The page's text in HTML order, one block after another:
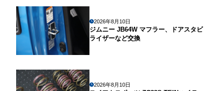
2026年8月10日
ジムニー JB64W マフラー、ドアスタビ
ライザーなど交換
2026年8月10日